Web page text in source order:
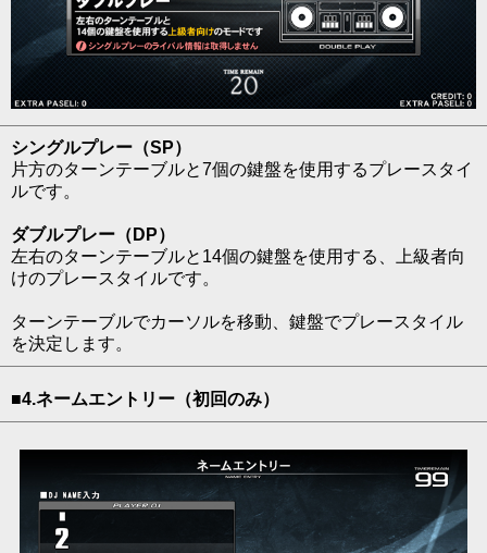
シングルプレー（SP）
片方のターンテーブルと7個の鍵盤を使用するプレースタイ
ルです。
ダブルプレー（DP）
左右のターンテーブルと14個の鍵盤を使用する、上級者向
けのプレースタイルです。
ターンテーブルでカーソルを移動、鍵盤でプレースタイル
を決定します。
■4.ネームエントリー（初回のみ）